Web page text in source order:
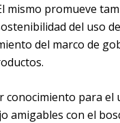
mismo promueve
del uso
del marco de
conocimiento para
amigables con el